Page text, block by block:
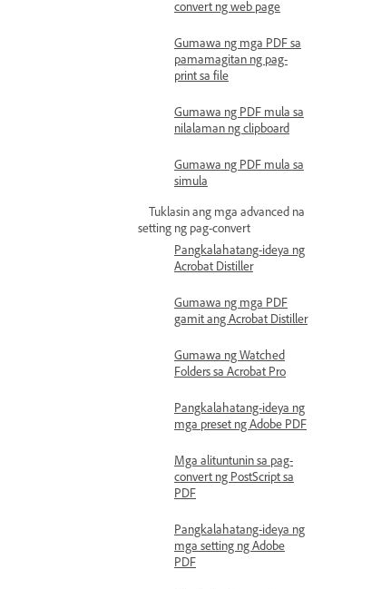
convert ng web page
Gumawa ng mga PDF sa
pamamagitan ng pag-
print sa file
Gumawa ng PDF mula sa
nilalaman ng clipboard
Gumawa ng PDF mula sa
simula
Tuklasin ang mga advanced na
setting ng pag-convert
Pangkalahatang-ideya ng
Acrobat Distiller
Gumawa ng mga PDF
gamit ang Acrobat Distiller
Gumawa ng Watched
Folders sa Acrobat Pro
Pangkalahatang-ideya ng
mga preset ng Adobe PDF
Mga alituntunin sa pag-
convert ng PostScript sa
PDF
Pangkalahatang-ideya ng
mga setting ng Adobe
PDF